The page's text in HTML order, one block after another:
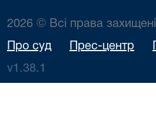
2026 © Всі права захищені
Про суд Прес-центр
v1.38.1